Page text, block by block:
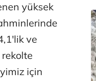
yüksek
ve
için